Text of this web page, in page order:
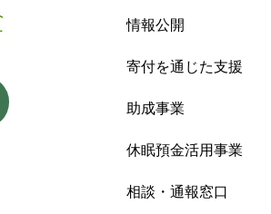
情報公開
寄付を通じた支援
助成事業
休眠預金活用事業
相談・通報窓口